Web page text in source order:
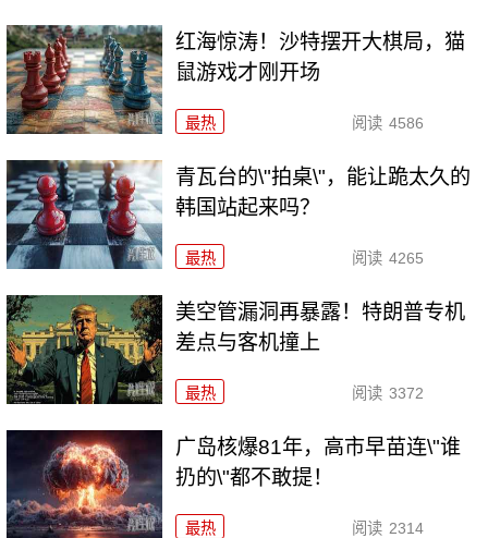
红海惊涛！沙特摆开大棋局，猫
鼠游戏才刚开场
最热 阅读 4586
青瓦台的\"拍桌\"，能让跪太久的
韩国站起来吗？
最热 阅读 4265
美空管漏洞再暴露！特朗普专机
差点与客机撞上
最热 阅读 3372
广岛核爆81年，高市早苗连\"谁
扔的\"都不敢提！
最热 阅读 2314